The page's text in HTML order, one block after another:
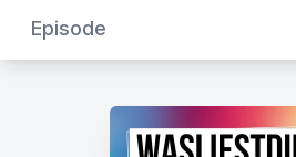
Episode